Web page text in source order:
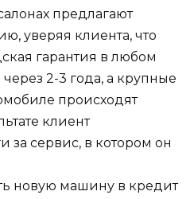
предлагают
уверяя клиента, что
гарантия в любом
через 2-3 года, а крупные
происходят
клиент
за сервис, в котором он
новую машину в кредит